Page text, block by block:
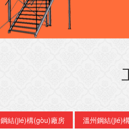
鋼結(jié)構(gòu)廠房 溫州鋼結(jié)